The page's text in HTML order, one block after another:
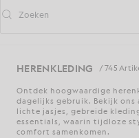
Voorspellend zoeken in-
Zoeken
HERENKLEDING / 745
Ontdek hoogwaardige
dagelijks gebruik. Bekijk
lichte jasjes, gebreide
essentials, waarin tijdloze
comfort samenkomen.